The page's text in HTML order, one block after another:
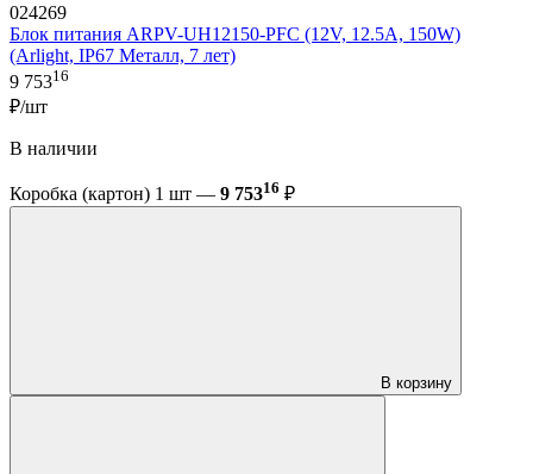
024269
Блок питания ARPV-UH12150-PFC (12V, 12.5A, 150W)
(Arlight, IP67 Металл, 7 лет)
9 75316
₽/шт
В наличии
Коробка (картон) 1 шт — 9 75316 ₽
В корзину